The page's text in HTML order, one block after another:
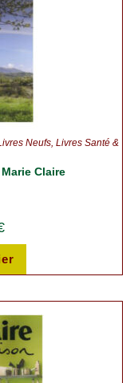
Neufs Livres Santé &
Claire